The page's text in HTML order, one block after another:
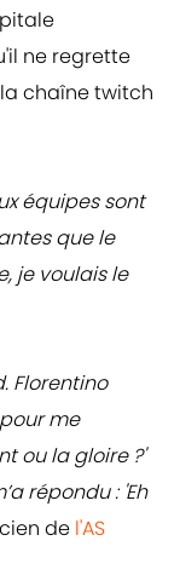
ne regrette
chaîne twitch
équipes sont
que le
je voulais le
Florentino
me
ou la gloire ?'
répondu : 'Eh
de l'AS